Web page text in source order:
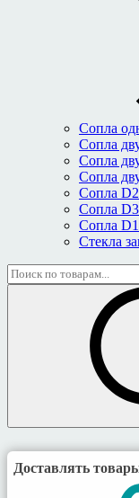
Сопла
Сопла
Сопла
Сопла
Сопла
Сопла
Сопла
Стекла
Доставлять